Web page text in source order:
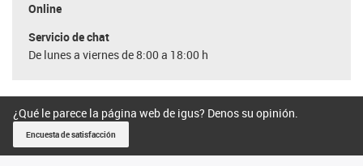
Online
Servicio de chat
De lunes a viernes de 8:00 a 18:00 h
¿Qué le parece la página web de igus? Denos su opinión.
Encuesta de satisfacción